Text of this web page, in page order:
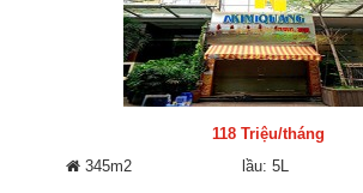
118 Triệu/tháng
345m2
lầu: 5L